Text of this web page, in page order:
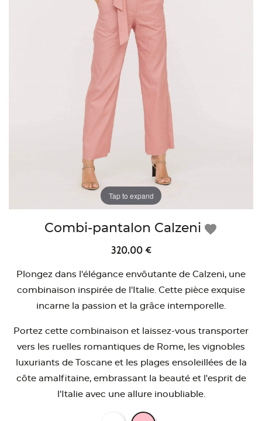
Tap to expand
Combi-pantalon Calzeni favorite
320,00 €
Plongez dans l'élégance envôutante de Calzeni, une
combinaison inspirée de l'Italie. Cette pièce exquise
incarne la passion et la grâce intemporelle.
Portez cette combinaison et laissez-vous transporter
vers les ruelles romantiques de Rome, les vignobles
luxuriants de Toscane et les plages ensoleillées de la
côte amalfitaine, embrassant la beauté et l'esprit de
l'Italie avec une allure inoubliable.